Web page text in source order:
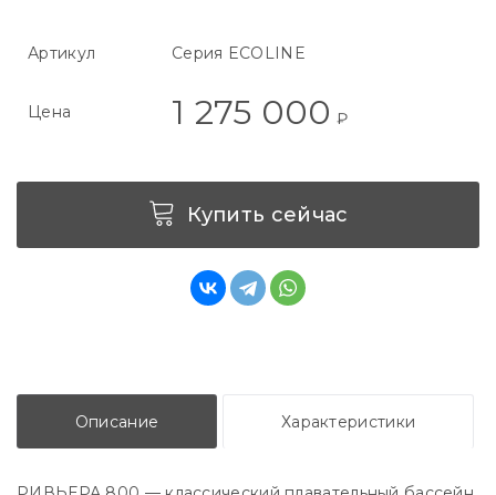
Артикул Серия ECOLINE
Цена 1 275 000 ₽
Купить сейчас
Описание Характеристики